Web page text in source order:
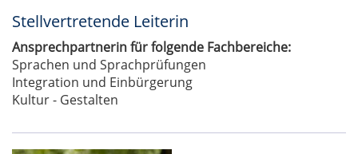
Stellvertretende Leiterin
Ansprechpartnerin für folgende Fachbereiche:
Sprachen und Sprachprüfungen
Integration und Einbürgerung
Kultur - Gestalten